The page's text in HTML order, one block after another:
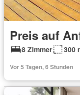
Preis auf
8 Zimmer 300
Vor 5 Tagen, 6 Stunden